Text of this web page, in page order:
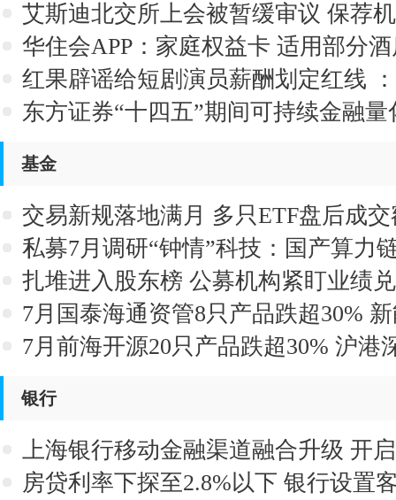
艾斯迪北交所上会被暂缓审议 保荐
华住会APP：家庭权益卡 适用部分
红果辟谣给短剧演员薪酬划定红线
市场行为 与平台无关
东方证券“十四五”期间可持续金融
基金
交易新规落地满月 多只ETF盘后成
私募7月调研“钟情”科技：国产算力
扎堆进入股东榜 公募机构紧盯业绩
7月国泰海通资管8只产品跌超30%
43%
7月前海开源20只产品跌超30% 沪港
银行
上海银行移动金融渠道融合升级 开
新体验
房贷利率下探至2.8%以下 银行设置